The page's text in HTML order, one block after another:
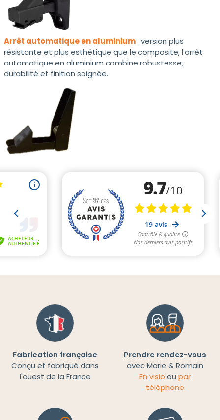
Arrêt automatique en aluminium: version plus
résistante et plus esthétique que le composite, l’arrêt
automatique en aluminium combine robustesse,
durabilité et finition soignée.
Fabrication française
Conçu et fabriqué dans
l'ouest de la France
Prendre rendez-vous
avec Marie & Romain
En visio ou par
téléphone